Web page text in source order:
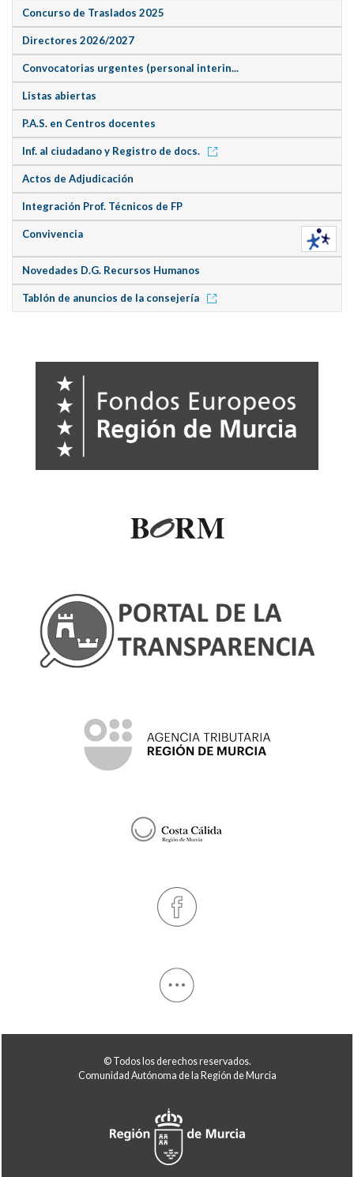
Concurso de Traslados 2025
Directores 2026/2027
Convocatorias urgentes (personal interin...
Listas abiertas
P.A.S. en Centros docentes
Inf. al ciudadano y Registro de docs.
Actos de Adjudicación
Integración Prof. Técnicos de FP
Convivencia
Novedades D.G. Recursos Humanos
Tablón de anuncios de la consejería
© Todos los derechos reservados.
Comunidad Autónoma de la Región de Murcia